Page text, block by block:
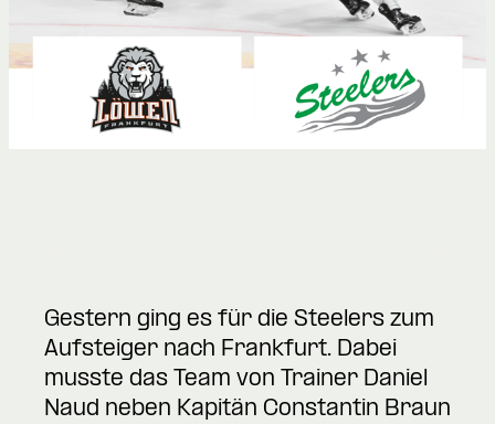
Gestern ging es für die Steelers zum
Aufsteiger nach Frankfurt. Dabei
musste das Team von Trainer Daniel
Naud neben Kapitän Constantin Braun